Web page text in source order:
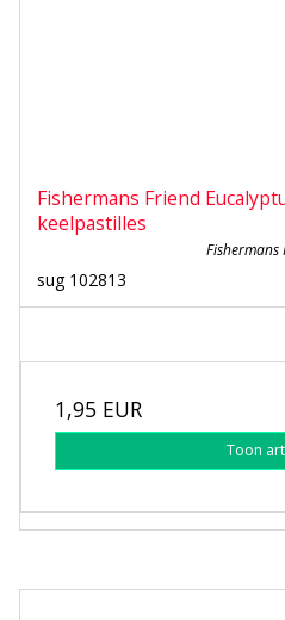
Fishermans Friend
keelpastilles
Fishermans
sug 102813
1,95 EUR
Toon